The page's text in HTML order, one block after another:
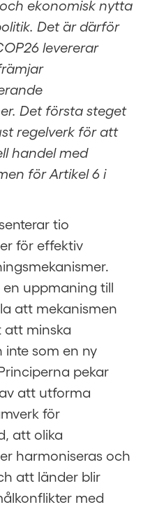
ekonomisk nytta
Det är därför
levererar
Det första steget
regelverk för att
handel med
för Artikel 6 i
tio
för effektiv
uppmaning till
att mekanismen
att minska
som en ny
pekar
att utforma
för
att olika
harmoniseras och
att länder blir
med